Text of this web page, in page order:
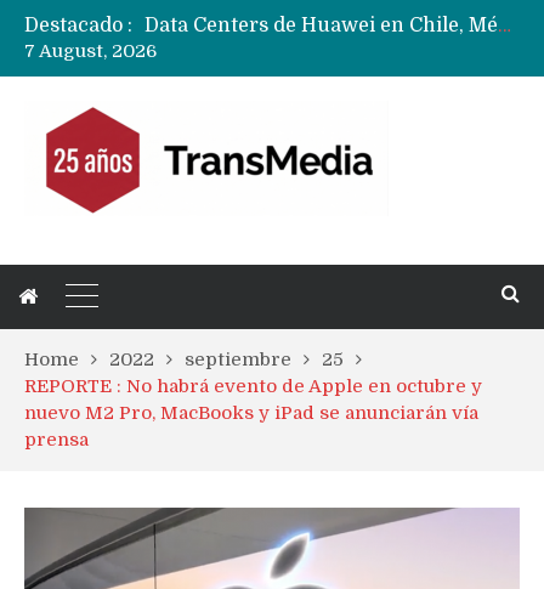
Destacado :
Data Centers de Huawei en Chile, México, Brasil,Perú y Argentina podrían verse afectados por arremetida de EE.UU
7 August, 2026
Home 2022 septiembre
25
REPORTE : No habrá evento de Apple en octubre y
nuevo M2 Pro, MacBooks y iPad se anunciarán vía
prensa